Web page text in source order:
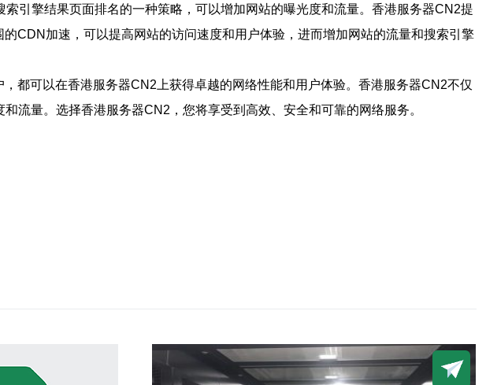
引擎结果页面排名的一种策略，可以增加网站的曝光度和流量。香港服务器CN2提
CDN加速，可以提高网站的访问速度和用户体验，进而增加网站的流量和搜索引擎
都可以在香港服务器CN2上获得卓越的网络性能和用户体验。香港服务器CN2不仅
流量。选择香港服务器CN2，您将享受到高效、安全和可靠的网络服务。